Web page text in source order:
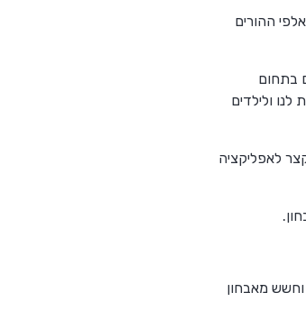
ההורים
בתחום
ולילדים
לאפליקציה
וחשש מאבחון